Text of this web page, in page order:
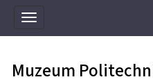
Toggle
navigation
Muzeum